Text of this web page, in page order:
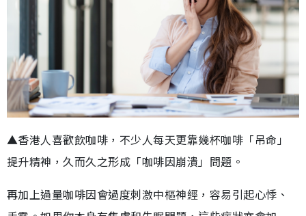
▲香港人喜歡飲咖啡，不少人每天更靠幾杯咖啡「吊命」
提升精神，久而久之形成「咖啡因崩潰」問題。
再加上過量咖啡因會過度刺激中樞神經，容易引起心悸、